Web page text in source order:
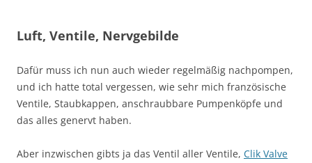
Luft, Ventile, Nervgebilde
Dafür muss ich nun auch wieder regelmäßig nachpompen,
und ich hatte total vergessen, wie sehr mich französische
Ventile, Staubkappen, anschraubbare Pumpenköpfe und
das alles genervt haben.
Aber inzwischen gibts ja das Ventil aller Ventile, Clik Valve